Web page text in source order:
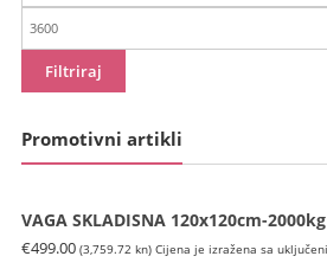
cijena
Maks
cijena
Filtriraj
Promotivni artikli
VAGA SKLADISNA 120x120cm-2000kg
€499.00 (3,759.72 kn) Cijena je izražena sa